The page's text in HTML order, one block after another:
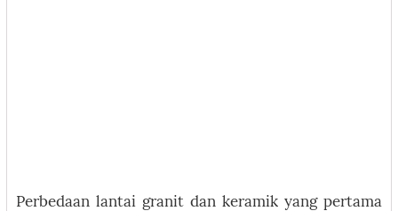
Perbedaan lantai granit dan keramik yang pertama